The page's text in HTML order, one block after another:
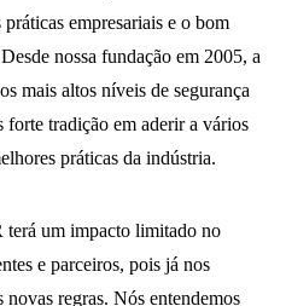
empresariais e o bom
nossa fundação em 2005, a
mais altos níveis de segurança
forte tradição em aderir a vários
práticas da indústria.
um impacto limitado no
e parceiros, pois já nos
regras. Nós entendemos